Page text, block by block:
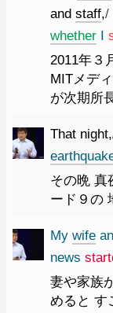
and staff,/
whether I
2011年３
MITメデ
が次期所
That night,
その晩 真
ード９の
My wife
news
妻や家族
めると す